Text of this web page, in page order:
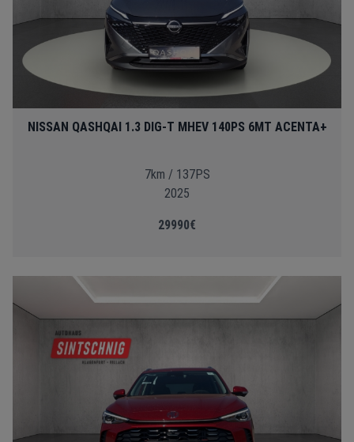
NISSAN QASHQAI 1.3 DIG-T MHEV 140PS 6MT ACENTA+
7km / 137PS
2025
29990€